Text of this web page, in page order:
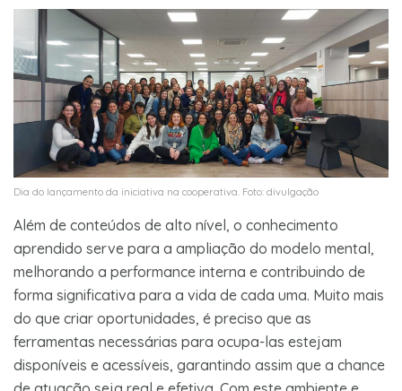
Dia do lançamento da iniciativa na cooperativa. Foto: divulgação
Além de conteúdos de alto nível, o conhecimento
aprendido serve para a ampliação do modelo mental,
melhorando a performance interna e contribuindo de
forma significativa para a vida de cada uma. Muito mais
do que criar oportunidades, é preciso que as
ferramentas necessárias para ocupa-las estejam
disponíveis e acessíveis, garantindo assim que a chance